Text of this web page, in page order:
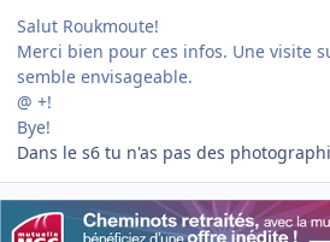
Salut Roukmoute!
Merci bien pour ces infos. Une visite
semble envisageable.
@ +!
Bye!
Dans le s6 tu n'as pas des